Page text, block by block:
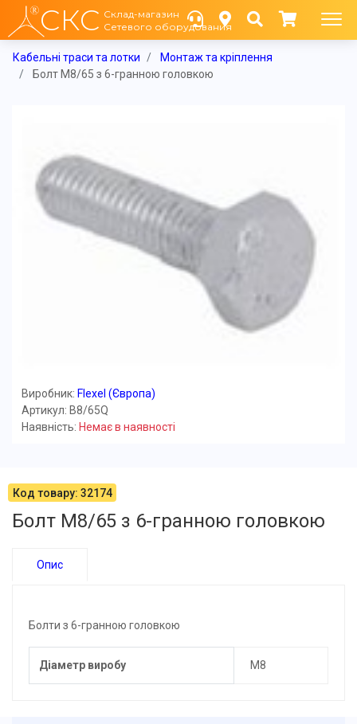
СКС Склад-магазин
Сетевого оборудования
Кабельні траси та лотки
Монтаж та кріплення
Болт М8/65 з 6-гранною головкою
Виробник: Flexel (Європа)
Артикул: B8/65Q
Наявність: Немає в наявності
Код товару: 32174
Болт М8/65 з 6-гранною головкою
Опис
Болти з 6-гранною головкою
Діаметр виробу M8